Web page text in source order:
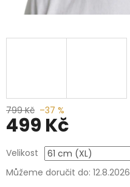
799 Kč –37 %
499 Kč
cena:
Velikost
Můžeme doručit do: 12.8.2026